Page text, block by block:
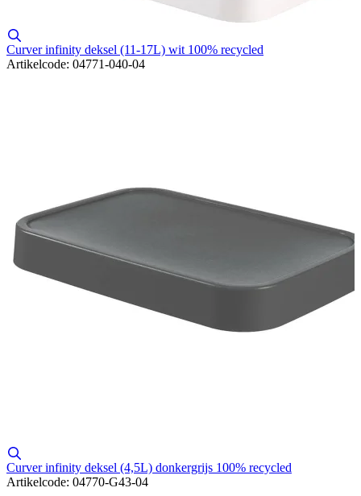
Curver infinity deksel (11-17L) wit 100% recycled
Artikelcode: 04771-040-04
Curver infinity deksel (4,5L) donkergrijs 100% recycled
Artikelcode: 04770-G43-04